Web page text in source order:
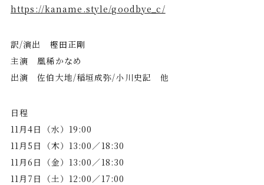
https://kaname.style/goodbye_c/
訳/演出 樫田正剛
主演 凰稀かなめ
出演 佐伯大地/稲垣成弥/小川史記 他
日程
11月4日（水）19:00
11月5日（木）13:00／18:30
11月6日（金）13:00／18:30
11月7日（土）12:00／17:00